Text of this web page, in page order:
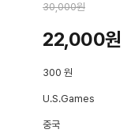
30,000원
22,000원
300 원
U.S.Games
중국